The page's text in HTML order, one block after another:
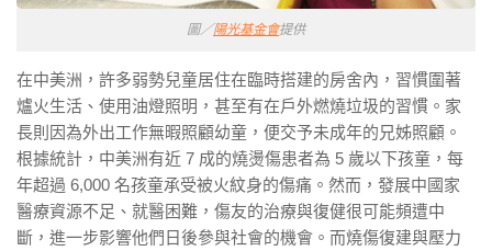
圖／陽光基金會提供
在中美洲，許多弱勢兒童居住在臨時搭建的房舍內，習慣圍著
爐火生活、使用油燈照明，甚至有在戶外燃燒垃圾的習慣。家
長則因為外出工作無暇照顧幼童，便交予未成年的兄姊照顧。
根據統計，中美洲有近 7 成的燒燙傷患者為 5 歲以下孩童，每
年超過 6,000 名孩童承受被火紋身的傷痛。然而，發展中國家
醫療資源不足、就醫困難，傷友的治療與復健很可能頻遭中
斷，進一步影響他們日後參與社會的機會。而燒傷復建與壓力